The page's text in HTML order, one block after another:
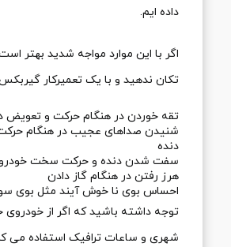
داده ایم.
اگر با این موارد مواجه شدید بهتر
تکان ندهید و با یک تعمیرکار
تقه خوردن در هنگام حرکت و تعویض
شنیدن صداهای عجیب در هنگام
دنده
سفت شدن دنده و حرکت سخت
هرز رفتن در هنگام گاز دادن
احساس بوی نا خوش آیند مثل بوی
توجه داشته باشید که اگر از
شهری و ساعات ترافیک استفاده می